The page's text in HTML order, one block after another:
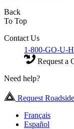
Back
To Top
Contact Us
1-800-GO-U-
Request a
Need help?
Request
Français
Español